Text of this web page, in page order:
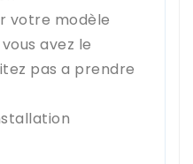
votre modèle
avez le
pas a prendre